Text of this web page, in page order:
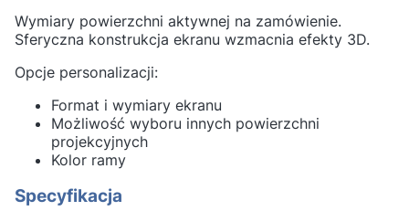
Wymiary powierzchni aktywnej na zamówienie.
Sferyczna konstrukcja ekranu wzmacnia efekty 3D.
Opcje personalizacji:
Format i wymiary ekranu
Możliwość wyboru innych powierzchni
projekcyjnych
Kolor ramy
Specyfikacja